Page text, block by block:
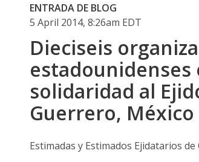
ENTRADA DE BLOG
5 April 2014, 8:26am EDT
Dieciseis
estadounidenses
solidaridad al
Guerrero, México
Estimadas y Estimados Ejidatarios